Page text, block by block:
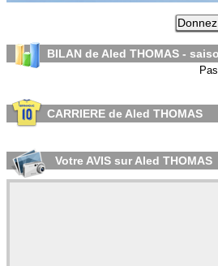
BILAN de Aled THOMAS -
CARRIERE de Aled THOMAS
Votre AVIS sur Aled THOMAS